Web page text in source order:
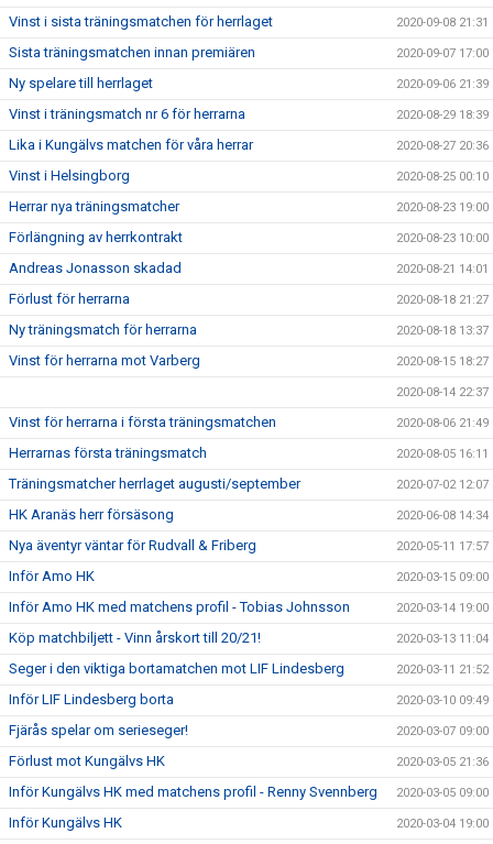
Vinst i sista träningsmatchen för herrlaget 2020-09-08 21:31
Sista träningsmatchen innan premiären 2020-09-07 17:00
Ny spelare till herrlaget 2020-09-06 21:39
Vinst i träningsmatch nr 6 för herrarna 2020-08-29 18:39
Lika i Kungälvs matchen för våra herrar 2020-08-27 20:36
Vinst i Helsingborg 2020-08-25 00:10
Herrar nya träningsmatcher 2020-08-23 19:00
Förlängning av herrkontrakt 2020-08-23 10:00
Andreas Jonasson skadad 2020-08-21 14:01
Förlust för herrarna 2020-08-18 21:27
Ny träningsmatch för herrarna 2020-08-18 13:37
Vinst för herrarna mot Varberg 2020-08-15 18:27
2020-08-14 22:37
Vinst för herrarna i första träningsmatchen 2020-08-06 21:49
Herrarnas första träningsmatch 2020-08-05 16:11
Träningsmatcher herrlaget augusti/september 2020-07-02 12:07
HK Aranäs herr försäsong 2020-06-08 14:34
Nya äventyr väntar för Rudvall & Friberg 2020-05-11 17:57
Inför Amo HK 2020-03-15 09:00
Inför Amo HK med matchens profil - Tobias Johnsson 2020-03-14 19:00
Köp matchbiljett - Vinn årskort till 20/21! 2020-03-13 11:04
Seger i den viktiga bortamatchen mot LIF Lindesberg 2020-03-11 21:52
Inför LIF Lindesberg borta 2020-03-10 09:49
Fjärås spelar om serieseger! 2020-03-07 09:00
Förlust mot Kungälvs HK 2020-03-05 21:36
Inför Kungälvs HK med matchens profil - Renny Svennberg 2020-03-05 09:00
Inför Kungälvs HK 2020-03-04 19:00